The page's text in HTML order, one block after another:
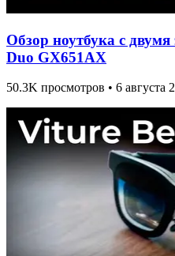
Обзор ноутбука с
Duo GX651AX
50.3K просмотров • 6 августа